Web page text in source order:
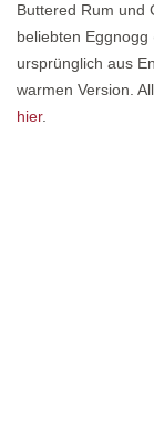
Buttered Rum und
beliebten
ursprünglich aus
warmen Version.
hier.